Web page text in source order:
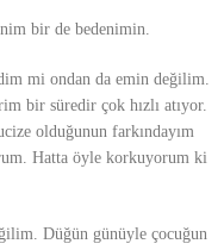
bir de bedenimin.
mi ondan da emin değilim.
bir süredir çok hızlı atıyor.
olduğunun farkındayım
Hatta öyle korkuyorum ki
Düğün günüyle çocuğun